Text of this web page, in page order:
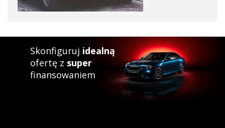
Skonfiguruj idealną
ofertę z super
finansowaniem